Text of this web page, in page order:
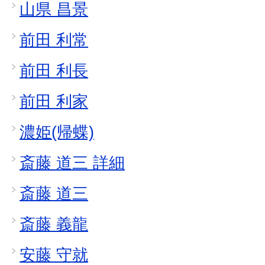
山県 昌景
前田 利常
前田 利長
前田 利家
濃姫(帰蝶)
斎藤 道三 詳細
斎藤 道三
斎藤 義龍
安藤 守就